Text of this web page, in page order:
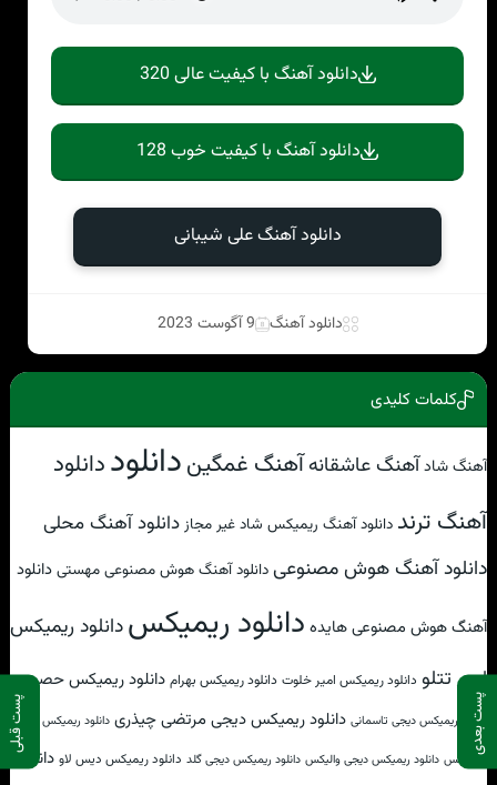
پست بعدی پست قبلی
دانلود آهنگ با کیفیت عالی 320
دانلود آهنگ با کیفیت خوب 128
دانلود آهنگ علی شیبانی
دانلود آهنگ 9 آگوست 2023
کلمات کلیدی
آهنگ شادآهنگ عاشقانهآهنگ غمگیندانلوددانلود
آهنگ ترند دانلود آهنگ ریمیکس شاد غیر مجاز دانلود آهنگ محلی
دانلود آهنگ هوش مصنوعیدانلود آهنگ هوش مصنوعی مهستیدانلود
آهنگ هوش مصنوعی هایده دانلود ریمیکسدانلود ریمیکس
امیر تتلو دانلود ریمیکس امیر خلوت دانلود ریمیکس بهرام دانلود ریمیکس حصین
دانلود ریمیکس دیجی تاسمانی دانلود ریمیکس دیجی مرتضی چیذری دانلود ریمیکس دیجی
مومیکس دانلود ریمیکس دیجی والیکس دانلود ریمیکس دیجی گلد دانلود ریمیکس دیس لاو دانلود